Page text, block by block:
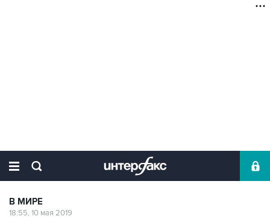
В МИРЕ
18:55, 10 мая 2019